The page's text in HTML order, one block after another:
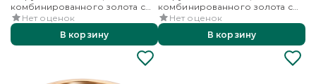
комбинированного золота с
бриллиантами
Нет оценок
В корзину
комбинированного золота с
бриллиантами
Нет оценок
В корзину